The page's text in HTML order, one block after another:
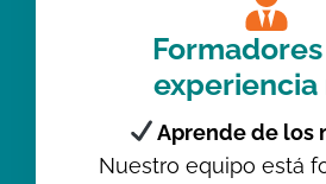
experiencia
Aprende de los
Nuestro equipo está